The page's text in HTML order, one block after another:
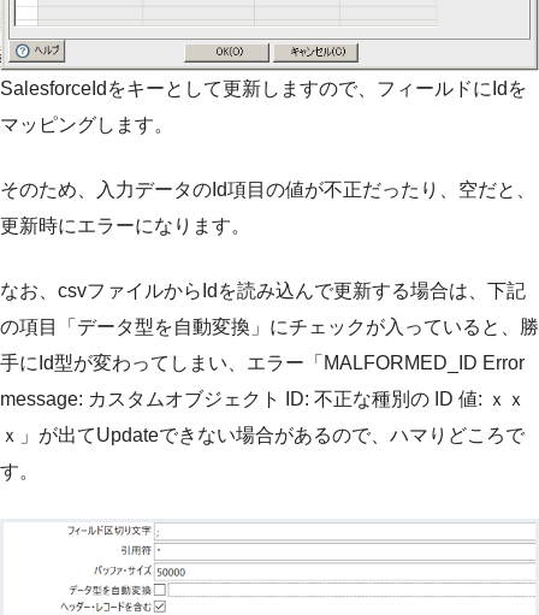
SalesforceIdをキーとして更新しますので、フィールドにIdを
マッピングします。
そのため、入力データのId項目の値が不正だったり、空だと、
更新時にエラーになります。
なお、csvファイルからIdを読み込んで更新する場合は、下記
の項目「データ型を自動変換」にチェックが入っていると、勝
手にId型が変わってしまい、エラー「MALFORMED_ID Error
message: カスタムオブジェクト ID: 不正な種別の ID 値: ｘｘ
ｘ」が出てUpdateできない場合があるので、ハマりどころで
す。